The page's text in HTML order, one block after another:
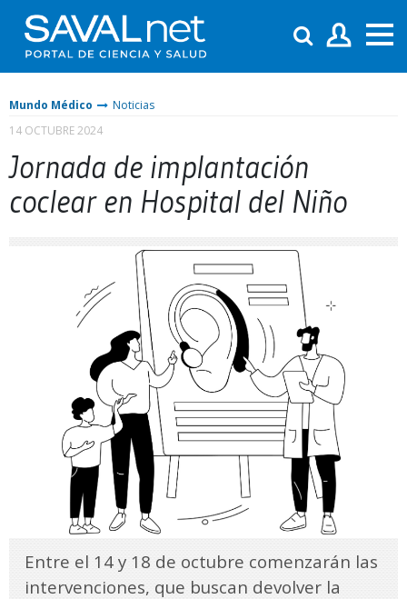
Mundo Médico
Noticias
14 OCTUBRE 2024
Jornada de implantación
coclear en Hospital del Niño
Entre el 14 y 18 de octubre comenzarán las
intervenciones, que buscan devolver la